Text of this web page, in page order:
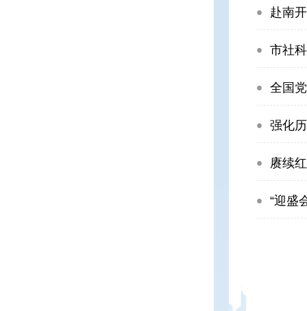
赴南
市社
全国
强化
赓续
“迎盛